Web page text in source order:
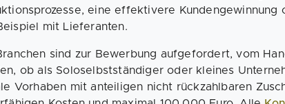
eine effektivere Kundengewinnung
mit Lieferanten.
sind zur Bewerbung aufgefordert, vom
ob als Soloselbstständiger oder kleines
Vorhaben mit anteiligen nicht rückzahlbaren